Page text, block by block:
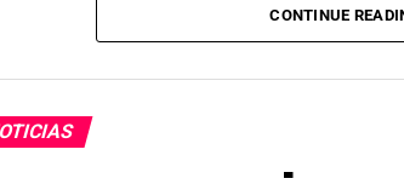
Unidos y Canadá (T-MEC) se
a inversionistas, pese a los procesos
que el peso mexicano se
para visitantes, tras los recientes
en la capital.
CONTINUE